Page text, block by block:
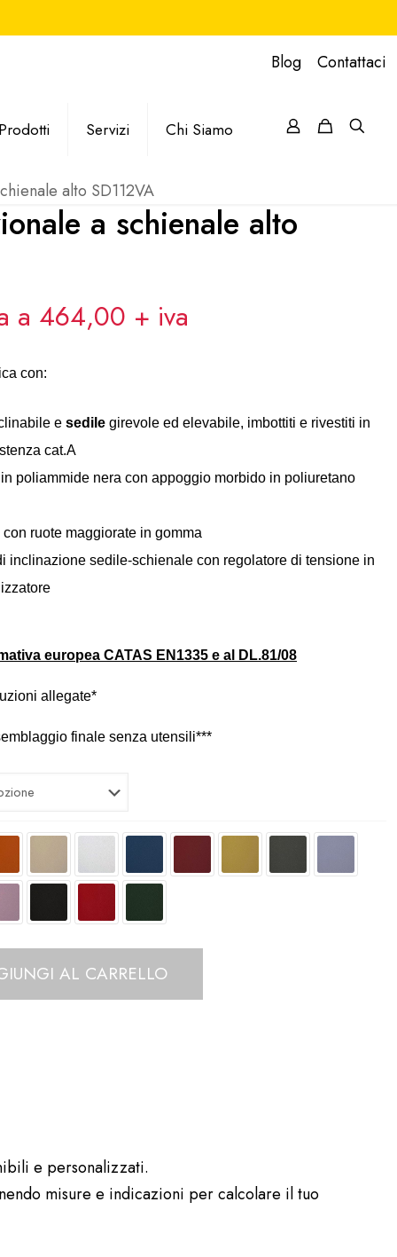
Blog Contattaci
Prodotti Servizi Chi Siamo
alto SD112VA
a schienale alto
a 464,00 + iva
con:
e sedile girevole ed elevabile, imbottiti e rivestiti in
cat.A
poliammide nera con appoggio morbido in poliuretano
ruote maggiorate in gomma
inclinazione sedile-schienale con regolatore di tensione in
europea CATAS EN1335 e al DL.81/08
allegate*
finale senza utensili***
AL CARRELLO
e personalizzati.
misure e indicazioni per calcolare il tuo